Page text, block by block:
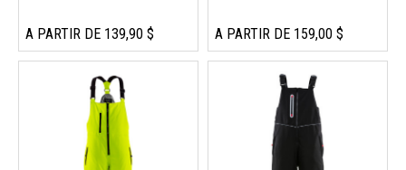
A PARTIR DE 139,90 $ A PARTIR DE 159,00 $